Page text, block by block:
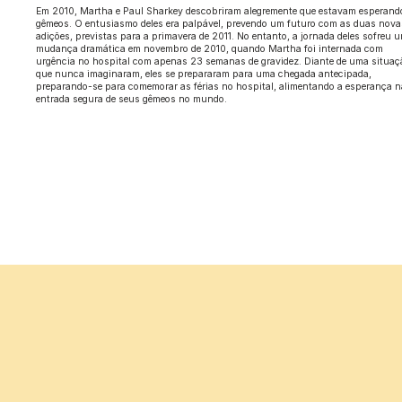
Em 2010, Martha e Paul Sharkey descobriram alegremente que estavam
gêmeos. O entusiasmo deles era palpável, prevendo um futuro com as duas
adições, previstas para a primavera de 2011. No entanto, a jornada deles sofreu
mudança dramática em novembro de 2010, quando Martha foi internada com
urgência no hospital com apenas 23 semanas de gravidez. Diante de uma
que nunca imaginaram, eles se prepararam para uma chegada antecipada,
preparando-se para comemorar as férias no hospital, alimentando a esperança
entrada segura de seus gêmeos no mundo.